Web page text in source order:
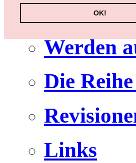
OK!
Werden
Die
Links